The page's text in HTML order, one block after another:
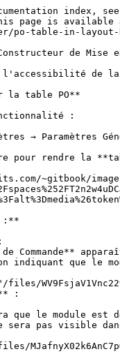
index,
page is available
po-table-in-
de Mise
l'accessibilité de la
la table PO**
:
→ Paramètres
pour rendre la
~gitbook/
:**
: